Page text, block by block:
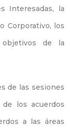
Interesadas, la
Corporativo, los
objetivos de la
de las sesiones
los acuerdos
a las áreas